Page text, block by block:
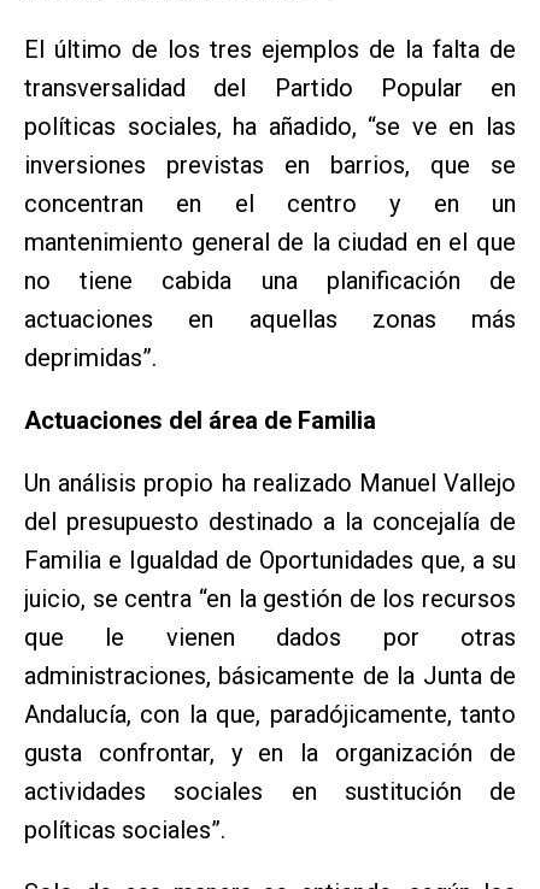
El último de los tres ejemplos de la falta de
transversalidad del Partido Popular en
políticas sociales, ha añadido, “se ve en las
inversiones previstas en barrios, que se
concentran en el centro y en un
mantenimiento general de la ciudad en el que
no tiene cabida una planificación de
actuaciones en aquellas zonas más
deprimidas”.
Actuaciones del área de Familia
Un análisis propio ha realizado Manuel Vallejo
del presupuesto destinado a la concejalía de
Familia e Igualdad de Oportunidades que, a su
juicio, se centra “en la gestión de los recursos
que le vienen dados por otras
administraciones, básicamente de la Junta de
Andalucía, con la que, paradójicamente, tanto
gusta confrontar, y en la organización de
actividades sociales en sustitución de
políticas sociales”.